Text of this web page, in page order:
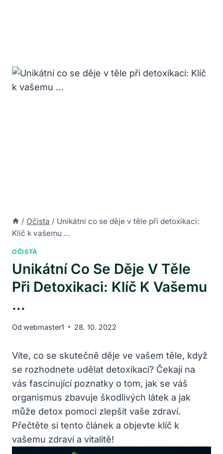
/ Očista / Unikátní co se děje v těle při detoxikaci:
Klíč k vašemu …
OČISTA
Unikátní Co Se Děje V Těle
Při Detoxikaci: Klíč K Vašemu
…
Od webmaster1 28. 10. 2022
Víte, co se skutečně děje ve vašem těle, když
se rozhodnete udělat detoxikaci? Čekají na
vás fascinující poznatky o tom, jak se váš
organismus zbavuje škodlivých látek a jak
může detox pomoci zlepšit vaše zdraví.
Přečtěte si tento článek a objevte klíč k
vašemu zdraví a vitalitě!